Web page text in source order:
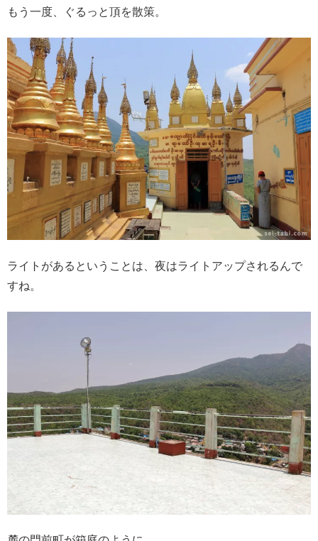
もう一度、ぐるっと頂を散策。
ライトがあるということは、夜はライトアップされるんで
すね。